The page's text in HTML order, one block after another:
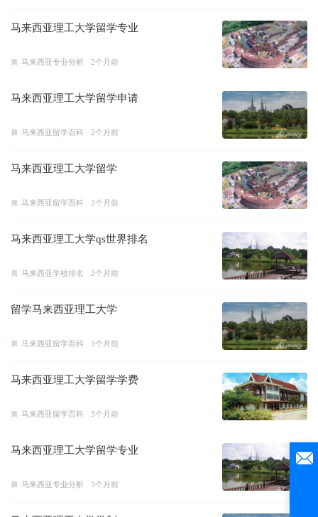
马来西亚理工大学留学专业
马来西亚专业分析 2个月前
马来西亚理工大学留学申请
马来西亚留学百科 2个月前
马来西亚理工大学留学
马来西亚留学百科 2个月前
马来西亚理工大学qs世界排名
马来西亚学校排名 2个月前
留学马来西亚理工大学
马来西亚留学百科 3个月前
马来西亚理工大学留学学费
马来西亚留学百科 3个月前
马来西亚理工大学留学专业
马来西亚专业分析 3个月前